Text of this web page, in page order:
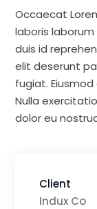
Occaecat
laboris
duis id
elit deserunt
fugiat.
Nulla
dolor eu
Client
Indux Co